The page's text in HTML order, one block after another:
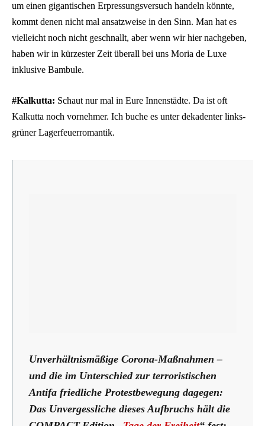
um einen gigantischen Erpressungsversuch handeln könnte,
kommt denen nicht mal ansatzweise in den Sinn. Man hat es
vielleicht noch nicht geschnallt, aber wenn wir hier nachgeben,
haben wir in kürzester Zeit überall bei uns Moria de Luxe
inklusive Bambule.
#Kalkutta: Schaut nur mal in Eure Innenstädte. Da ist oft
Kalkutta noch vornehmer. Ich buche es unter dekadenter links-
grüner Lagerfeuerromantik.
Unverhältnismäßige Corona-Maßnahmen –
und die im Unterschied zur terroristischen
Antifa friedliche Protestbewegung dagegen:
Das Unvergessliche dieses Aufbruchs hält die